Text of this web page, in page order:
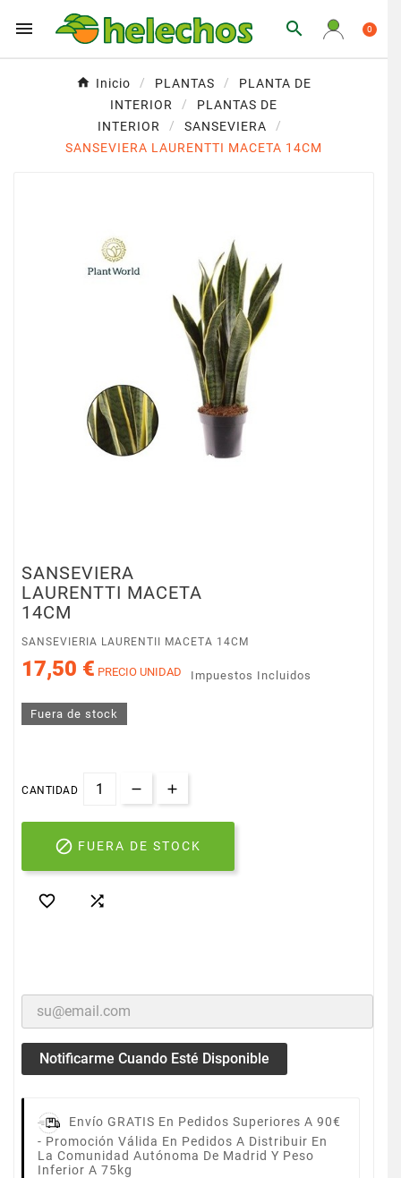
  0
Inicio PLANTAS
PLANTA DE
INTERIOR
PLANTAS DE
INTERIOR
SANSEVIERA
SANSEVIERA LAURENTTI MACETA 14CM
SANSEVIERA
LAURENTTI MACETA
14CM
SANSEVIERIA LAURENTII MACETA 14CM
17,50 € PRECIO UNIDAD Impuestos Incluidos
Fuera de stock
CANTIDAD
 FUERA DE STOCK
 
Notificarme Cuando Esté Disponible
Envío GRATIS En Pedidos Superiores A 90€
- Promoción Válida En Pedidos A Distribuir En
La Comunidad Autónoma De Madrid Y Peso
Inferior A 75kg